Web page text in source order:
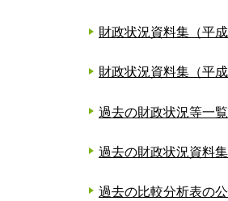
財政状況資料集（平成
財政状況資料集（平成
過去の財政状況等一
過去の財政状況資料
過去の比較分析表の